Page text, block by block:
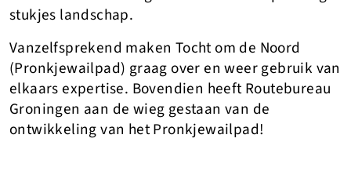
stukjes landschap.
Vanzelfsprekend maken Tocht om de Noord
(Pronkjewailpad) graag over en weer gebruik van
elkaars expertise. Bovendien heeft Routebureau
Groningen aan de wieg gestaan van de
ontwikkeling van het Pronkjewailpad!